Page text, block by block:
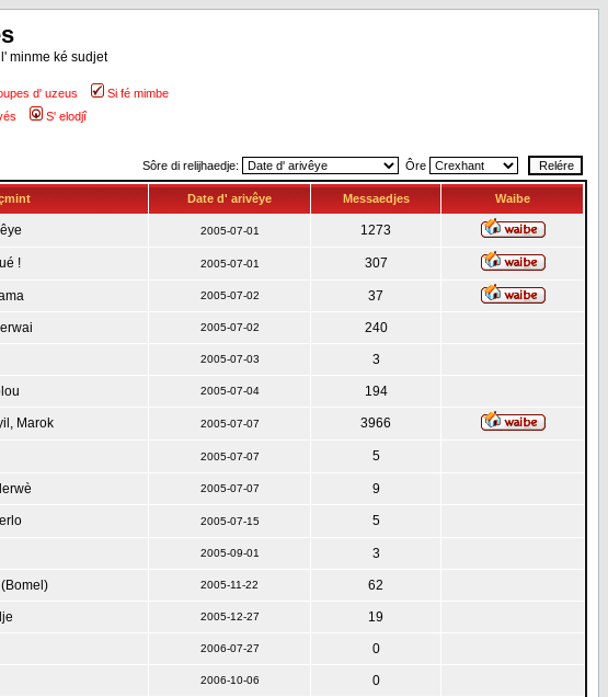
minme ké sudjet
d' uzeus
Si fé mimbe
S' elodjî
Sôre di relijhaedje: Ôre
Date d' arivêye Messaedjes Waibe
2005-07-01 1273
! 2005-07-01 307
2005-07-02 37
2005-07-02 240
2005-07-03 3
2005-07-04 194
Marok 2005-07-07 3966
2005-07-07 5
2005-07-07 9
2005-07-15 5
2005-09-01 3
2005-11-22 62
2005-12-27 19
2006-07-27 0
2006-10-06 0